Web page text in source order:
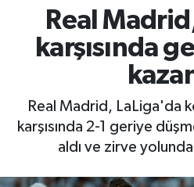
Real
karşısında
Real Madrid, LaLiga'da
karşısında 2-1 geriye
aldı ve zirve
Borsa Haberleri
İş Dünyası
Otovitrin
Süper Lig Puan Durumu
Tüm Manşetler
Son Dakika Haberleri
Haber Arşivi